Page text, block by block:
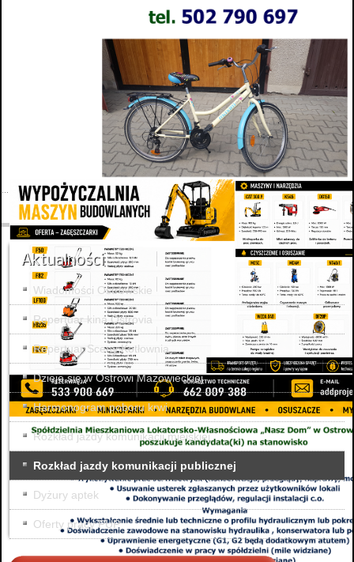
Aktualności
Wiadomości Ostrowskie
Repertuar kina Ostrovia
Repertuar Sceny Kotłownia
Dzieje się w Ostrowi Mazowieckiej
Harmonogram poboru krwi
Rozkład jazdy komunikacji miejskiej
Rozkład jazdy komunikacji publicznej
Dyżury aptek
Oferty pracy PUP